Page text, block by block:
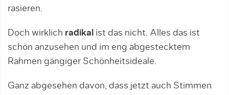
rasieren.
Doch wirklich radikal ist das nicht. Alles das ist
schön anzusehen und im eng abgestecktem
Rahmen gängiger Schönheitsideale.
Ganz abgesehen davon, dass jetzt auch Stimmen